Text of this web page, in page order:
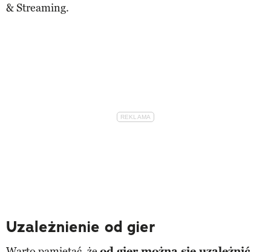
& Streaming.
Uzależnienie od gier